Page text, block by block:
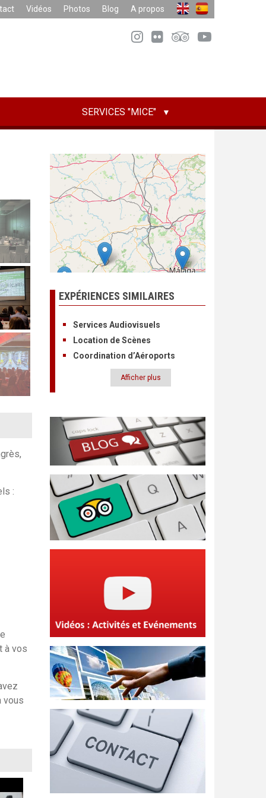
Vidéos Photos Blog A propos
SERVICES "MICE"
:
à vos
vous
EXPÉRIENCES SIMILAIRES
Services Audiovisuels
Location de Scènes
Coordination d’Aéroports
Afficher plus